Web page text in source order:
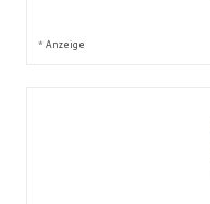
* Anzeige